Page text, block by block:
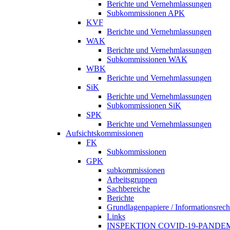
Berichte und Vernehmlassungen
Subkommissionen APK
KVF
Berichte und Vernehmlassungen
WAK
Berichte und Vernehmlassungen
Subkommissionen WAK
WBK
Berichte und Vernehmlassungen
SiK
Berichte und Vernehmlassungen
Subkommissionen SiK
SPK
Berichte und Vernehmlassungen
Aufsichtskommissionen
FK
Subkommissionen
GPK
subkommissionen
Arbeitsgruppen
Sachbereiche
Berichte
Grundlagenpapiere /
Links
INSPEKTION COVID-19-